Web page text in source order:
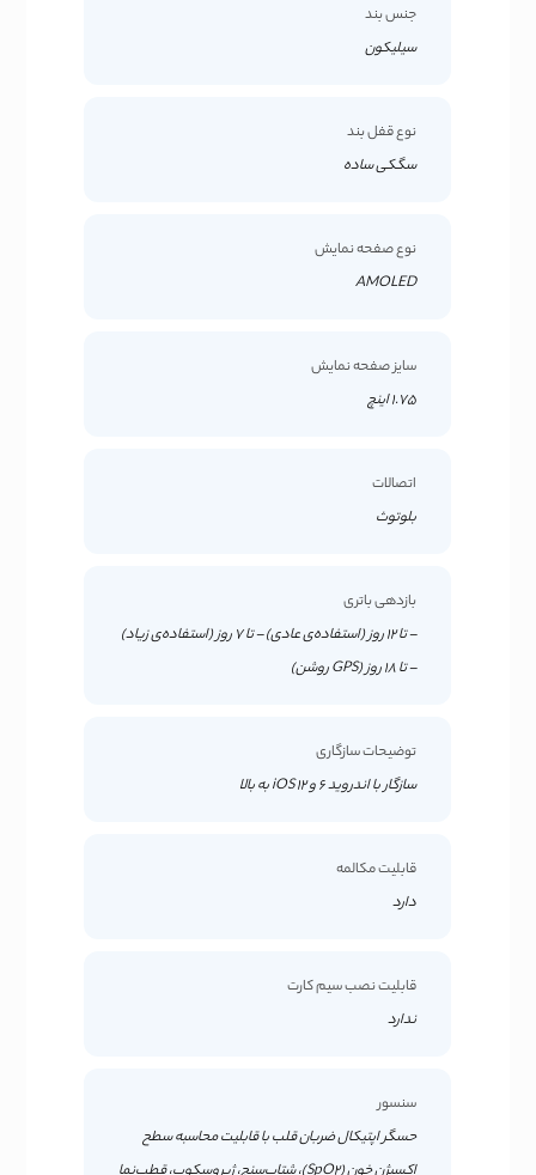
جنس بند
سیلیکون
نوع قفل بند
سگکی ساده
نوع صفحه نمایش
AMOLED
سایز صفحه نمایش
1.75 اینچ
اتصالات
بلوتوث
بازدهی باتری
– تا 12 روز (استفاده‌ی عادی) – تا 7 روز (استفاده‌ی زیاد)
– تا 18 روز (GPS روشن)
توضیحات سازگاری
سازگار با اندروید 6 و iOS 12 به بالا
قابلیت مکالمه
دارد
قابلیت نصب سیم کارت
ندارد
سنسور
حسگر اپتیکال ضربان قلب با قابلیت محاسبه سطح